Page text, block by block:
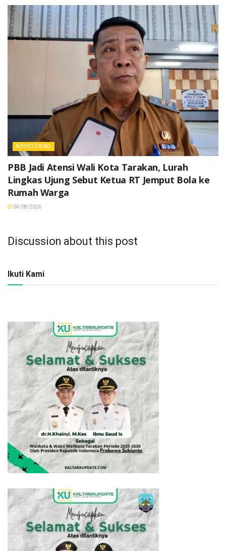
ADVETORIAL
PBB Jadi Atensi Wali Kota Tarakan, Lurah
Lingkas Ujung Sebut Ketua RT Jemput Bola ke
Rumah Warga
04/08/2026
Discussion about this post
Ikuti Kami